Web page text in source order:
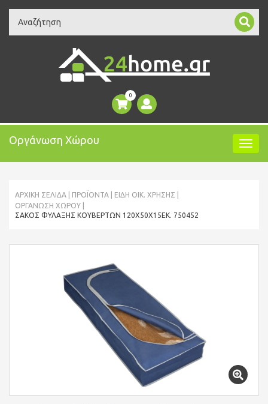
Search
0
Οργάνωση Χώρου
ΑΡΧΙΚΉ ΣΕΛΊΔΑ ΠΡΟΪΌΝΤΑ
ΕΙΔΗ ΟΙΚ. ΧΡΗΣΗΣ
ΟΡΓΆΝΩΣΗ ΧΏΡΟΥ
ΣΆΚΟΣ ΦΎΛΑΞΗΣ ΚΟΥΒΕΡΤΏΝ 120X50X15ΕΚ. 750452